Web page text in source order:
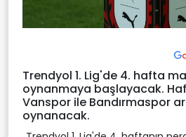
Trendyol 1. Lig'de 4. hafta
oynanmaya başlayacak.
Vanspor ile Bandırmaspor
oynanacak.